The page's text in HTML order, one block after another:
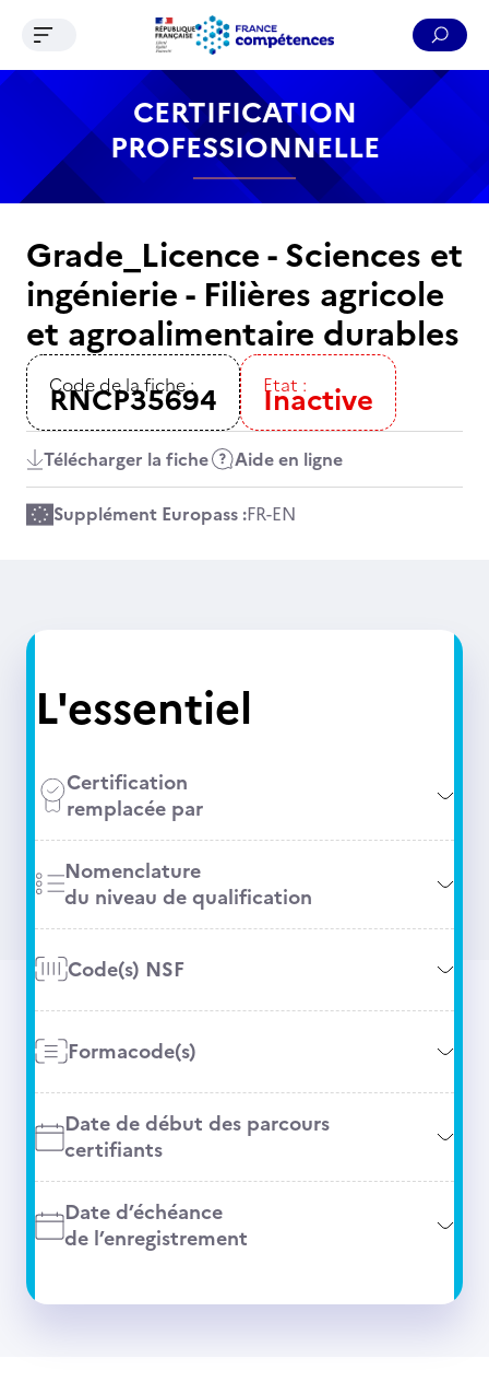
Contenu Recherche Menu Pied de page
Ouvrir le menu de navigation
CERTIFICATION
PROFESSIONNELLE
Grade_Licence - Sciences et
ingénierie - Filières agricole
et agroalimentaire durables
Code de la fiche :
RNCP35694 Etat :
Inactive
Télécharger la fiche Aide en ligne
Supplément Europass :FR-EN
L'essentiel
Certification
remplacée par
Nomenclature
du niveau de qualification
Code(s) NSF
Formacode(s)
Date de début des parcours
certifiants
Date d’échéance
de l’enregistrement